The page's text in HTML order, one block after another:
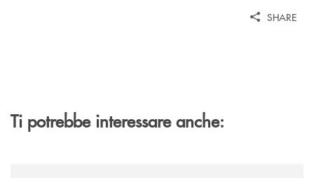
SHARE
Ti potrebbe interessare anche: